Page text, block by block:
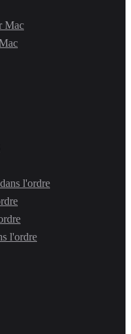
Mac
l'ordre
l'ordre